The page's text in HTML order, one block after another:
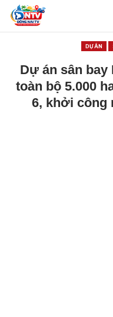
DỰ ÁN
Dự án sân bay
toàn bộ 5.000
6, khởi công